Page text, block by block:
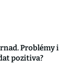
Problémy i
pozitiva?